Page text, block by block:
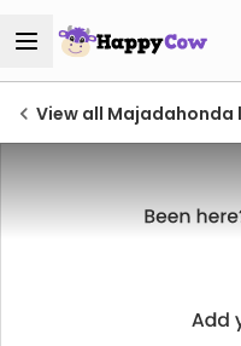
View all Majadahonda